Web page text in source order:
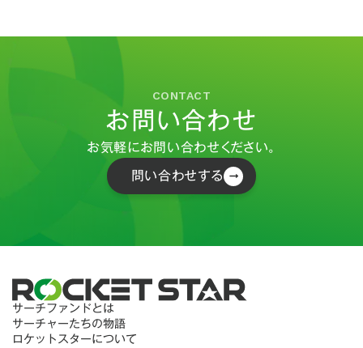
CONTACT
お問い合わせ
お気軽にお問い合わせください。
問い合わせする
サーチファンドとは
サーチャーたちの物語
ロケットスターについて